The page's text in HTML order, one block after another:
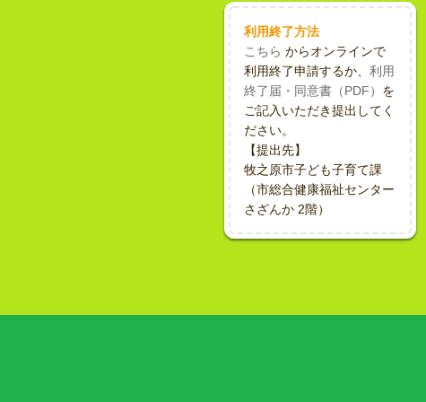
利用終了方法
こちら からオンラインで
利用終了申請するか、 利用
終了届・同意書（PDF） を
ご記入いただき提出してく
ださい。
【提出先】
牧之原市子ども子育て課
（市総合健康福祉センター
さざんか 2階）